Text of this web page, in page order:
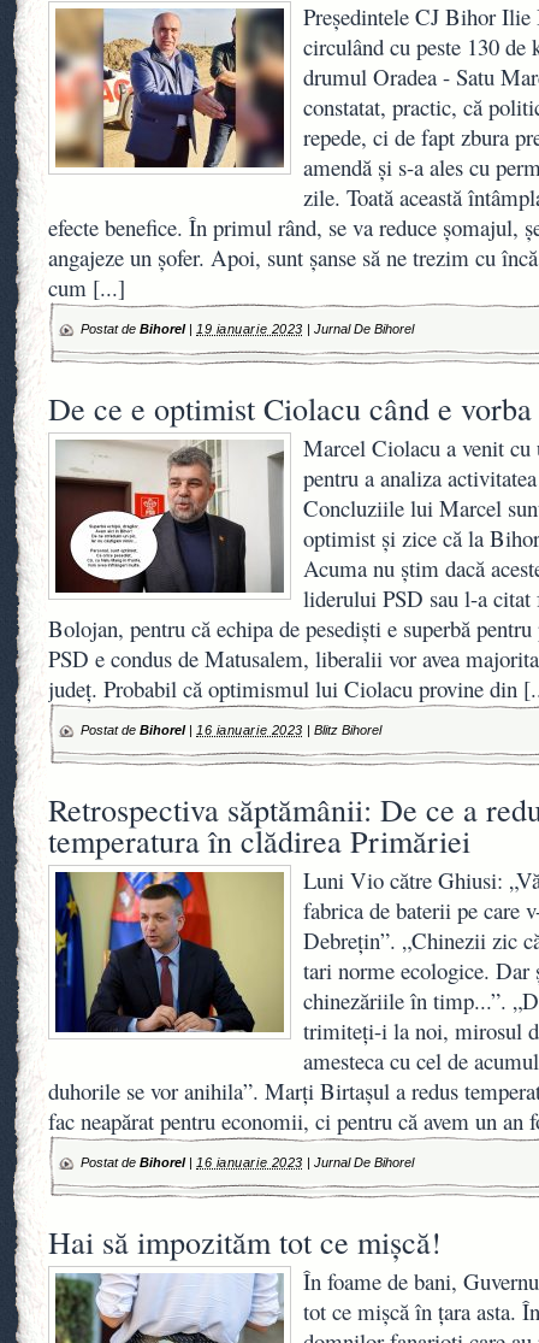
Președintele CJ Bihor
circulând cu peste 130 de
drumul Oradea - Satu
constatat, practic, că
repede, ci de fapt zbura
amendă și s-a ales cu
zile. Toată această
efecte benefice. În primul rând, se va reduce șomajul,
angajeze un șofer. Apoi, sunt șanse să ne trezim cu
cum [...]
Postat de Bihorel| 19 ianuarie 2023 | Jurnal De Bihorel
De ce e optimist Ciolacu când e
Marcel Ciolacu a venit cu
pentru a analiza
Concluziile lui Marcel
optimist și zice că la
Acuma nu știm dacă
liderului PSD sau l-a
Bolojan, pentru că echipa de pesediști e superbă
PSD e condus de Matusalem, liberalii vor avea
județ. Probabil că optimismul lui Ciolacu provine din
Postat de Bihorel| 16 ianuarie 2023 | Blitz Bihorel
Retrospectiva săptămânii: De ce a
temperatura în clădirea Primăriei
Luni Vio către Ghiusi:
fabrica de baterii pe care
Debrețin”. „Chinezii zic
tari norme ecologice.
chinezăriile în timp...”.
trimiteți-i la noi, mirosul
amesteca cu cel de
duhorile se vor anihila”. Marți Birtașul a redus
fac neapărat pentru economii, ci pentru că avem un an
Postat de Bihorel| 16 ianuarie 2023 | Jurnal De Bihorel
Hai să impozităm tot ce mișcă!
În foame de bani,
tot ce mișcă în țara asta.